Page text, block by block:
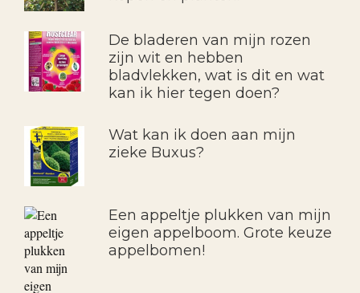
De bladeren van mijn rozen
zijn wit en hebben
bladvlekken, wat is dit en wat
kan ik hier tegen doen?
Wat kan ik doen aan mijn
zieke Buxus?
Een appeltje plukken van mijn
eigen appelboom. Grote keuze
appelbomen!